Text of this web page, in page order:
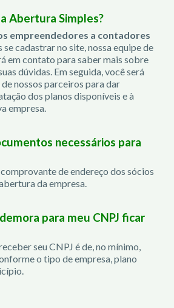
Abertura Simples?
empreendedores a contadores
se cadastrar no site, nossa equipe de
em contato para saber mais sobre
dúvidas. Em seguida, você será
nossos parceiros para dar
dos planos disponíveis e à
empresa.
necessários para
de endereço dos sócios
da empresa.
para meu CNPJ ficar
seu CNPJ é de, no mínimo,
o tipo de empresa, plano